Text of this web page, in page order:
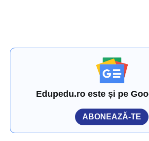
Edupedu.ro este și pe
ABONEAZĂ-TE